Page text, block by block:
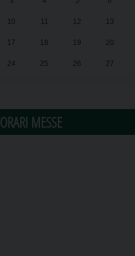
10 11 12 13
17 18 19 20
24 25 26 27
ORARI MESSE